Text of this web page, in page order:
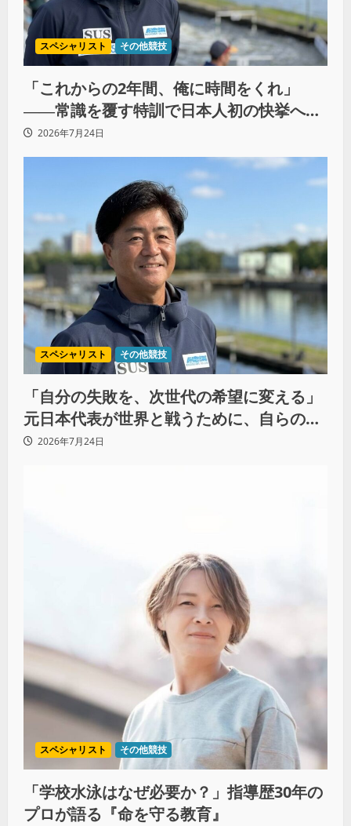
スペシャリスト その他競技
「これからの2年間、俺に時間をくれ」
――常識を覆す特訓で日本人初の快挙へ
（後編）
2026年7月24日
スペシャリスト その他競技
「自分の失敗を、次世代の希望に変える」
元日本代表が世界と戦うために、自らの過
去をすべて捨てた理由（前編）
2026年7月24日
スペシャリスト その他競技
「学校水泳はなぜ必要か？」指導歴30年の
プロが語る『命を守る教育』